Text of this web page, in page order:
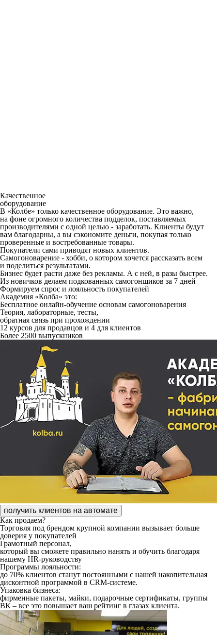
Качественное
оборудование
В «Колбе» только качественное оборудование. Это важно,
на фоне огромного количества подделок, поставляемых
производителями с одной целью - заработать. Клиенты будут
вам благодарны, а вы сэкономите деньги, покупая только
проверенные и востребованные товары.
Покупатели сами приводят новых клиентов.
Самогоноварение - хобби, о котором хочется рассказать всем
и поделиться результатами.
Бизнес будет расти даже без рекламы. А с ней, в разы быстрее.
Из новичков делаем подкованных самогонщиков за 7 дней
Формируем спрос и лояльность покупателей
Академия «Колба» это:
Бесплатное онлайн-обучение основам самогоноварения
Теория, лабораторные, тесты,
обратная связь при прохождении
12 курсов для продавцов и 4 для клиентов
Более 2500 выпускников
получить клиентов на автомате
Как продаем?
Торговля под брендом крупной компании вызывает больше
доверия у покупателей
Грамотный персонал,
который вы сможете правильно нанять и обучить благодаря
нашему HR-руководству
Программы лояльности:
до 70% клиентов станут постоянными с нашей накопительная
дисконтной программой в CRM-системе.
Упаковка бизнеса:
фирменные пакеты, майки, подарочные сертификаты, группы
ВК – все это повышает ваш рейтинг в глазах клиента.